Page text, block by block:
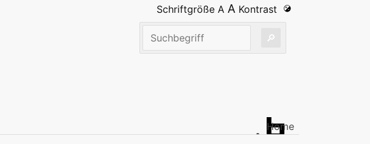
Schriftgröße A A Kontrast
Home